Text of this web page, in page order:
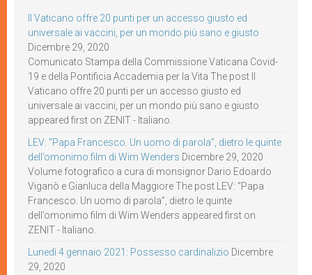
Il Vaticano offre 20 punti per un accesso giusto ed
universale ai vaccini, per un mondo più sano e giusto
Dicembre 29, 2020
Comunicato Stampa della Commissione Vaticana Covid-
19 e della Pontificia Accademia per la Vita The post Il
Vaticano offre 20 punti per un accesso giusto ed
universale ai vaccini, per un mondo più sano e giusto
appeared first on ZENIT - Italiano.
LEV: “Papa Francesco. Un uomo di parola”, dietro le quinte
dell’omonimo film di Wim Wenders Dicembre 29, 2020
Volume fotografico a cura di monsignor Dario Edoardo
Viganò e Gianluca della Maggiore The post LEV: “Papa
Francesco. Un uomo di parola”, dietro le quinte
dell’omonimo film di Wim Wenders appeared first on
ZENIT - Italiano.
Lunedì 4 gennaio 2021: Possesso cardinalizio Dicembre
29, 2020